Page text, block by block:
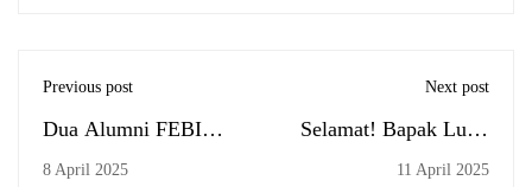
Previous post
Dua Alumni FEBI
UIN Antasari
8 April 2025
Next post
Selamat! Bapak Lutpi
Sahal dan Ibu Elida
11 April 2025